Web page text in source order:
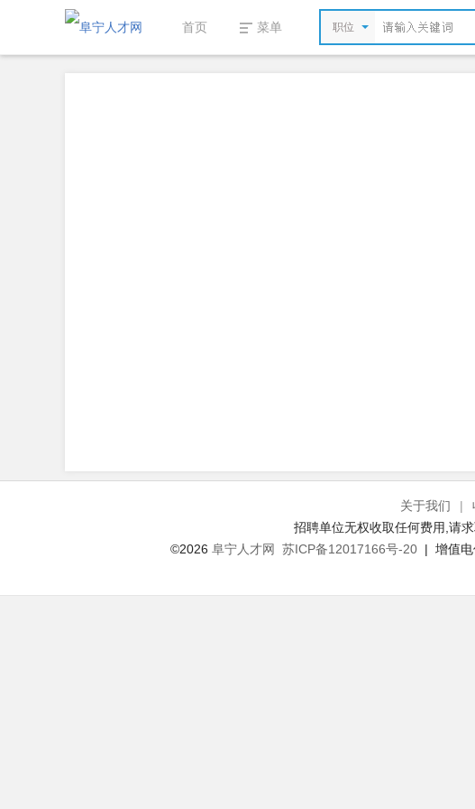
首页 菜单 职位
关于我们 |
招聘单位无权收取任何费用,请
©2026 阜宁人才网 苏ICP备12017166号-20 | 增值电